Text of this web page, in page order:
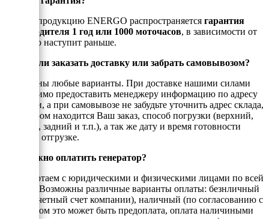
На всю продукцию ENERGO распространяется гарантия
производителя 1 год или 1000 моточасов, в зависимости от
того, что наступит раньше.
Можно ли заказать доставку или забрать самовывозом?
Возможны любые варианты. При доставке нашими силами
необходимо предоставить менеджеру информацию по адресу
доставки, а при самовывозе не забудьте уточнить адрес склада,
на котором находится Ваш заказ, способ погрузки (верхний,
боковой, задний и т.п.), а так же дату и время готовности
товара к отгрузке.
Как можно оплатить генератор?
Мы работаем с юридическими и физическими лицами по всей
России. Возможны различные варианты оплаты: безнличный
(на рассчетный счет компании), наличный (по согласованию с
енеджером это может быть предоплата, оплата наличиными